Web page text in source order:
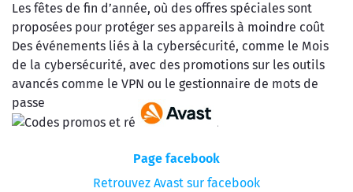
Les fêtes de fin d’année, où des offres spéciales sont
proposées pour protéger ses appareils à moindre coût
Des événements liés à la cybersécurité, comme le Mois
de la cybersécurité, avec des promotions sur les outils
avancés comme le VPN ou le gestionnaire de mots de
passe
Page facebook
Retrouvez Avast sur facebook